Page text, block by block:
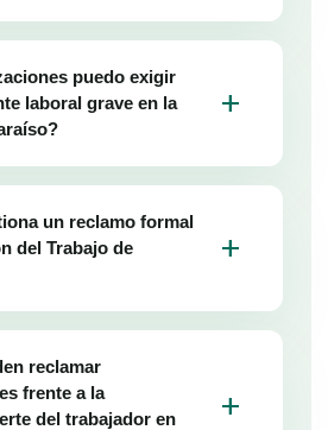
puedo exigir
laboral grave en la
add
un reclamo formal
del Trabajo de
add
reclamar
frente a la
del trabajador en
add